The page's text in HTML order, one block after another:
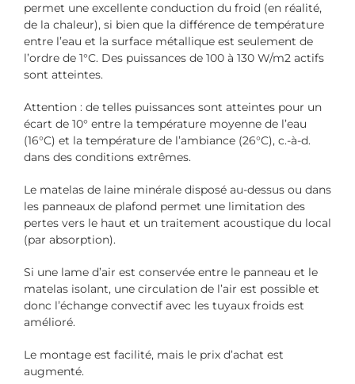
permet une excellente conduction du froid (en réalité,
de la chaleur), si bien que la différence de température
entre l’eau et la surface métallique est seulement de
l’ordre de 1°C. Des puissances de 100 à 130 W/m2 actifs
sont atteintes.
Attention : de telles puissances sont atteintes pour un
écart de 10° entre la température moyenne de l’eau
(16°C) et la température de l’ambiance (26°C), c.-à-d.
dans des conditions extrêmes.
Le matelas de laine minérale disposé au-dessus ou dans
les panneaux de plafond permet une limitation des
pertes vers le haut et un traitement acoustique du local
(par absorption).
Si une lame d’air est conservée entre le panneau et le
matelas isolant, une circulation de l’air est possible et
donc l’échange convectif avec les tuyaux froids est
amélioré.
Le montage est facilité, mais le prix d’achat est
augmenté.